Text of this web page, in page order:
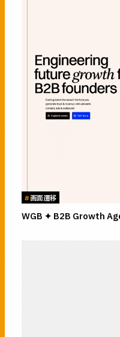
#画面遷移
WGB ✦ B2B Growth